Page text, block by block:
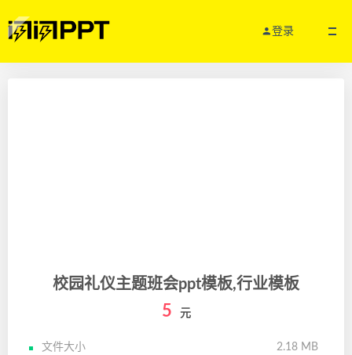
登录
校园礼仪主题班会ppt模板,行业模板
5 元
文件大小 2.18 MB